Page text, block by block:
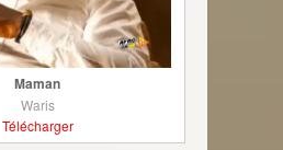
Maman
Waris
Télécharger